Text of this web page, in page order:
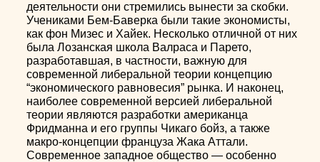
деятельности они стремились вынести за скобки.
Учениками Бем-Баверка были такие экономисты,
как фон Мизес и Хайек. Несколько отличной от них
была Лозанская школа Валраса и Парето,
разработавшая, в частности, важную для
современной либеральной теории концепцию
“экономического равновесия” рынка. И наконец,
наиболее современной версией либеральной
теории являются разработки американца
Фридманна и его группы Чикаго бойз, а также
макро-концепции француза Жака Аттали.
Современное западное общество — особенно